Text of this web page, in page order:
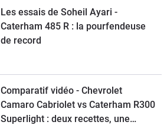
Les essais de Soheil Ayari -
Caterham 485 R : la pourfendeuse
de record
Comparatif vidéo - Chevrolet
Camaro Cabriolet vs Caterham R300
Superlight : deux recettes, une